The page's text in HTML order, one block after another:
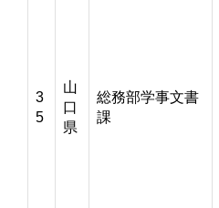
3
5
山
口
県
総務部学事文書
課